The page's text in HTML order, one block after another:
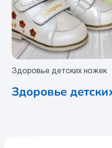
Здоровье детских ножек
Здоровье